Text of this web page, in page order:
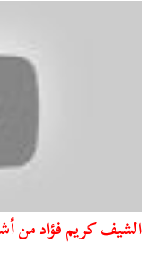
الشيف كريم فؤاد من